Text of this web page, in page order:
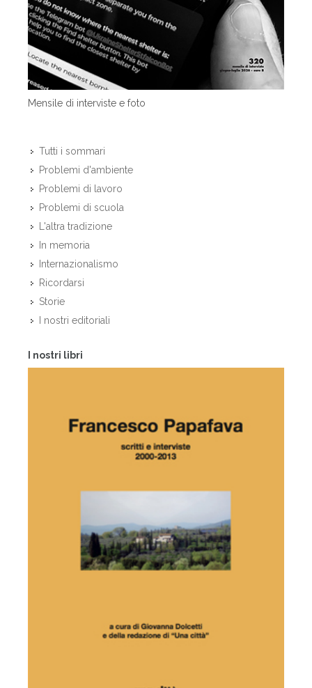
Mensile di interviste e foto
Tutti i sommari
Problemi d'ambiente
Problemi di lavoro
Problemi di scuola
L'altra tradizione
In memoria
Internazionalismo
Ricordarsi
Storie
I nostri editoriali
I nostri libri